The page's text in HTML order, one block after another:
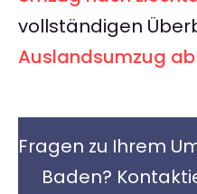
vollständigen
Auslandsumzug ab
Fragen zu Ihrem
Baden?